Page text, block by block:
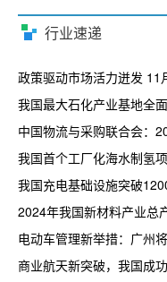
行业速递
政策驱动市场活力迸发 11
我国最大石化产业基地全
中国物流与采购联合会：
我国首个工厂化海水制氢
我国充电基础设施突破
2024年我国新材料产业总
电动车管理新举措：广州
商业航天新突破，我国成